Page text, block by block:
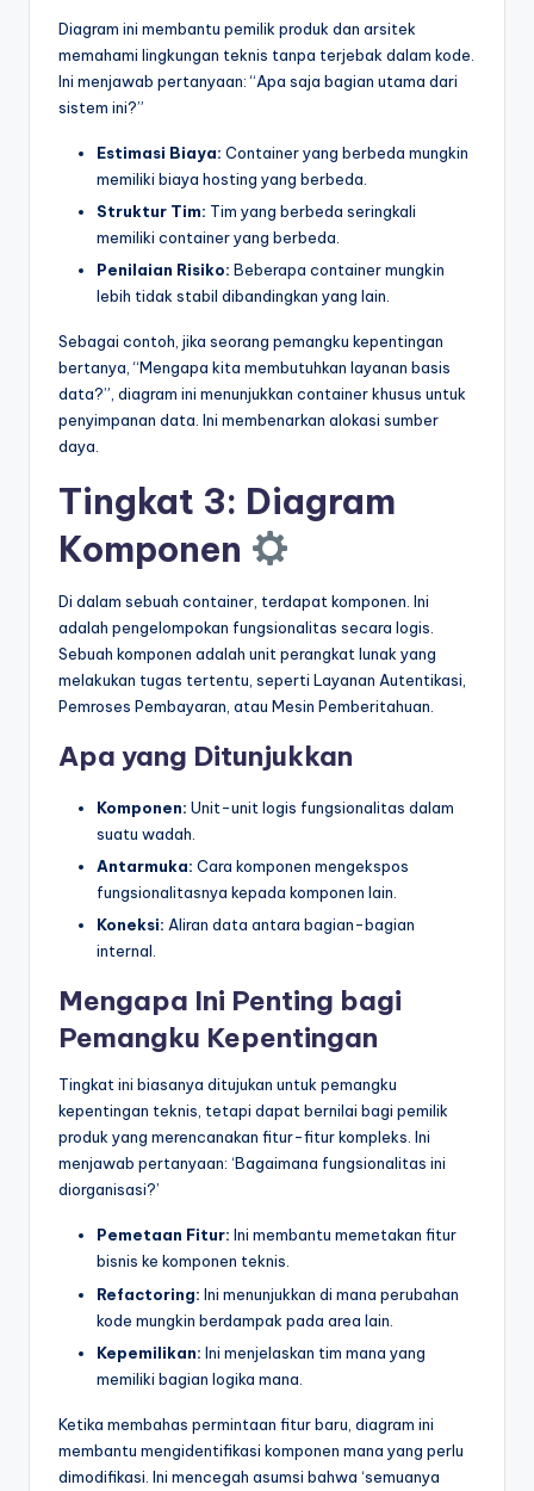
Diagram ini membantu pemilik produk dan arsitek
memahami lingkungan teknis tanpa terjebak dalam kode.
Ini menjawab pertanyaan: “Apa saja bagian utama dari
sistem ini?”
Estimasi Biaya: Container yang berbeda mungkin
memiliki biaya hosting yang berbeda.
Struktur Tim: Tim yang berbeda seringkali
memiliki container yang berbeda.
Penilaian Risiko: Beberapa container mungkin
lebih tidak stabil dibandingkan yang lain.
Sebagai contoh, jika seorang pemangku kepentingan
bertanya, “Mengapa kita membutuhkan layanan basis
data?”, diagram ini menunjukkan container khusus untuk
penyimpanan data. Ini membenarkan alokasi sumber
daya.
Tingkat 3: Diagram
Komponen
Di dalam sebuah container, terdapat komponen. Ini
adalah pengelompokan fungsionalitas secara logis.
Sebuah komponen adalah unit perangkat lunak yang
melakukan tugas tertentu, seperti Layanan Autentikasi,
Pemroses Pembayaran, atau Mesin Pemberitahuan.
Apa yang Ditunjukkan
Komponen: Unit-unit logis fungsionalitas dalam
suatu wadah.
Antarmuka: Cara komponen mengekspos
fungsionalitasnya kepada komponen lain.
Koneksi: Aliran data antara bagian-bagian
internal.
Mengapa Ini Penting bagi
Pemangku Kepentingan
Tingkat ini biasanya ditujukan untuk pemangku
kepentingan teknis, tetapi dapat bernilai bagi pemilik
produk yang merencanakan fitur-fitur kompleks. Ini
menjawab pertanyaan: ‘Bagaimana fungsionalitas ini
diorganisasi?’
Pemetaan Fitur: Ini membantu memetakan fitur
bisnis ke komponen teknis.
Refactoring: Ini menunjukkan di mana perubahan
kode mungkin berdampak pada area lain.
Kepemilikan: Ini menjelaskan tim mana yang
memiliki bagian logika mana.
Ketika membahas permintaan fitur baru, diagram ini
membantu mengidentifikasi komponen mana yang perlu
dimodifikasi. Ini mencegah asumsi bahwa ‘semuanya